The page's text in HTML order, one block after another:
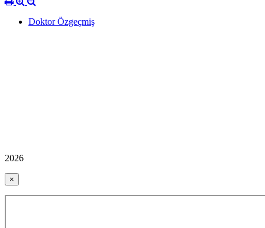
Doktor Özgeçmiş
2026
×